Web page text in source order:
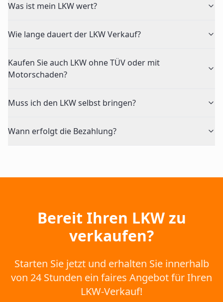
Was ist mein LKW wert?
Wie lange dauert der LKW Verkauf?
Kaufen Sie auch LKW ohne TÜV oder mit
Motorschaden?
Muss ich den LKW selbst bringen?
Wann erfolgt die Bezahlung?
Bereit Ihren LKW zu
verkaufen?
Starten Sie jetzt und erhalten Sie innerhalb
von 24 Stunden ein faires Angebot für Ihren
LKW-Verkauf!